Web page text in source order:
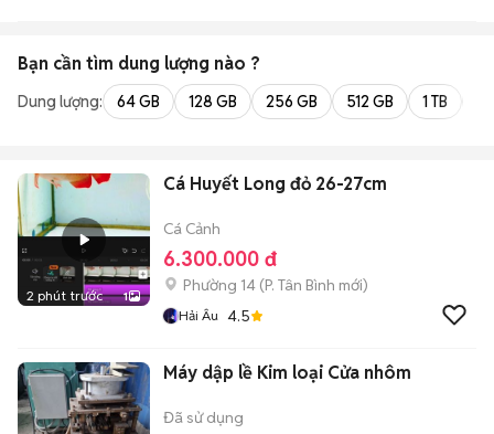
Bạn cần tìm dung lượng nào ?
Dung lượng: 64 GB 128 GB 256 GB 512 GB 1 TB
2 phút trước 1
Cá Huyết Long đỏ 26-27cm
Cá Cảnh
6.300.000 đ
Phường 14 (P. Tân Bình mới)
Hải Âu 4.5
Máy dập lề Kim loại Cửa nhôm
Đã sử dụng